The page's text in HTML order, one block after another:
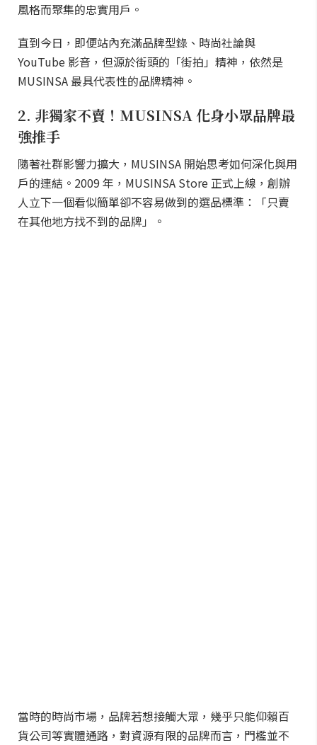
風格而聚集的忠實用戶。
直到今日，即便站內充滿品牌型錄、時尚社論與
YouTube 影音，但源於街頭的「街拍」精神，依然是
MUSINSA 最具代表性的品牌精神。
2. 非獨家不賣！MUSINSA 化身小眾品牌最
強推手
隨著社群影響力擴大，MUSINSA 開始思考如何深化與用
戶的連結。2009 年，MUSINSA Store 正式上線，創辦
人立下一個看似簡單卻不容易做到的選品標準：「只賣
在其他地方找不到的品牌」。
當時的時尚市場，品牌若想接觸大眾，幾乎只能仰賴百
貨公司等實體通路，對資源有限的品牌而言，門檻並不